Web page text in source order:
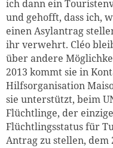
ich dann ein
und gehofft, dass ich,
einen Asylantrag
ihr verwehrt. Cléo
über andere
2013 kommt sie in
Hilfsorganisation
sie unterstützt, beim
Flüchtlinge, der
Flüchtlingsstatus für
Antrag zu stellen, dem